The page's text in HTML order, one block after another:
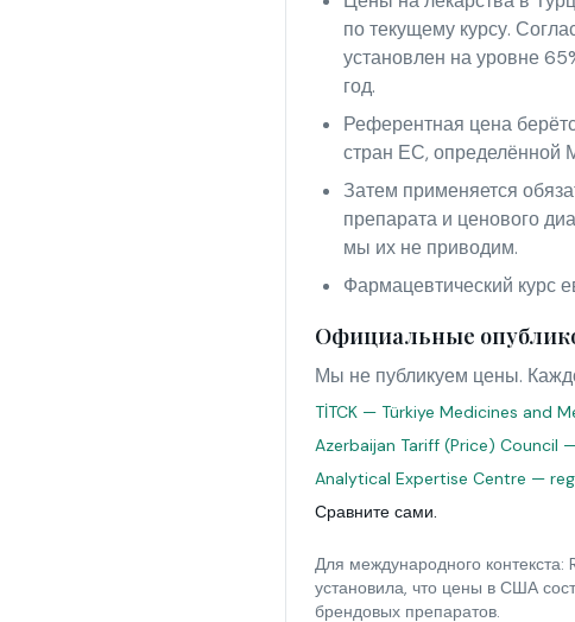
по текущему курсу.
установлен на уровне
год.
Референтная цена
стран ЕС, определённой
Затем применяется
препарата и ценового
мы их не приводим.
Фармацевтический курс
Официальные
Мы не публикуем цены.
TİTCK — Türkiye Medicines and
Azerbaijan Tariff (Price) Council
Analytical Expertise Centre —
Сравните сами.
Для международного
установила, что цены в США
брендовых препаратов.